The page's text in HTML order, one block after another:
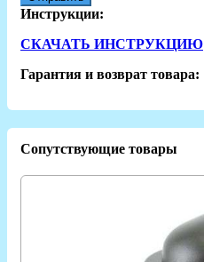
Инструкции:
СКАЧАТЬ ИНСТРУКЦИЮ
Гарантия и возврат товара:
Сопутствующие товары